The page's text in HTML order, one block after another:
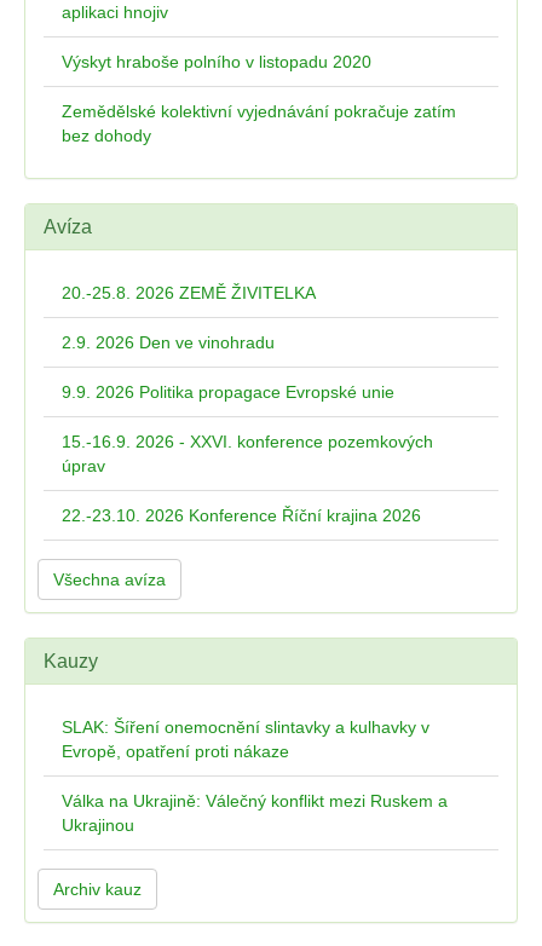
aplikaci hnojiv
Výskyt hraboše polního v listopadu 2020
Zemědělské kolektivní vyjednávání pokračuje zatím
bez dohody
Avíza
20.-25.8. 2026 ZEMĚ ŽIVITELKA
2.9. 2026 Den ve vinohradu
9.9. 2026 Politika propagace Evropské unie
15.-16.9. 2026 - XXVI. konference pozemkových
úprav
22.-23.10. 2026 Konference Říční krajina 2026
Všechna avíza
Kauzy
SLAK: Šíření onemocnění slintavky a kulhavky v
Evropě, opatření proti nákaze
Válka na Ukrajině: Válečný konflikt mezi Ruskem a
Ukrajinou
Archiv kauz